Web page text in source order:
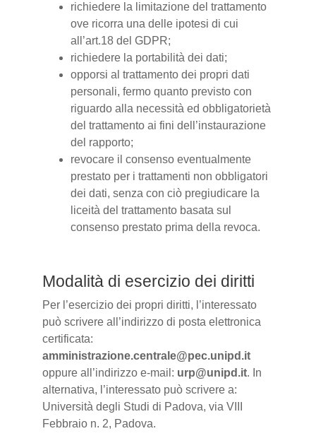
richiedere la limitazione del trattamento
ove ricorra una delle ipotesi di cui
all’art.18 del GDPR;
richiedere la portabilità dei dati;
opporsi al trattamento dei propri dati
personali, fermo quanto previsto con
riguardo alla necessità ed obbligatorietà
del trattamento ai fini dell’instaurazione
del rapporto;
revocare il consenso eventualmente
prestato per i trattamenti non obbligatori
dei dati, senza con ciò pregiudicare la
liceità del trattamento basata sul
consenso prestato prima della revoca.
Modalità di esercizio dei diritti
Per l’esercizio dei propri diritti, l’interessato
può scrivere all’indirizzo di posta elettronica
certificata:
amministrazione.centrale@pec.unipd.it
oppure all’indirizzo e-mail: urp@unipd.it. In
alternativa, l’interessato può scrivere a:
Università degli Studi di Padova, via VIII
Febbraio n. 2, Padova.